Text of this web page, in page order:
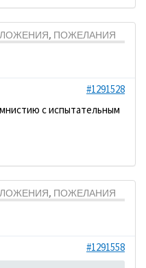
ПОЖЕЛАНИЯ
#1291528
с испытательным
ПОЖЕЛАНИЯ
#1291558